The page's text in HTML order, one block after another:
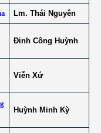
Lm. Thái Nguyên
Đinh Công Huỳnh
Viễn Xứ
Huỳnh Minh Kỳ